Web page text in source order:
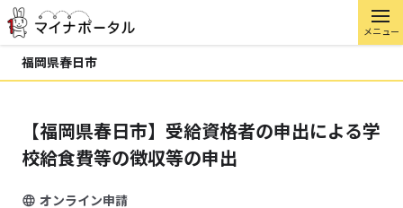
メニュー
福岡県春日市
【福岡県春日市】受給資格者の申出による学
校給食費等の徴収等の申出
オンライン申請